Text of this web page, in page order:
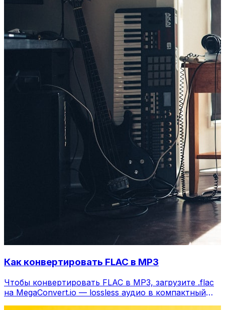
Как конвертировать FLAC в MP3
Чтобы конвертировать FLAC в MP3, загрузите .flac
на MegaConvert.io — lossless аудио в компактный